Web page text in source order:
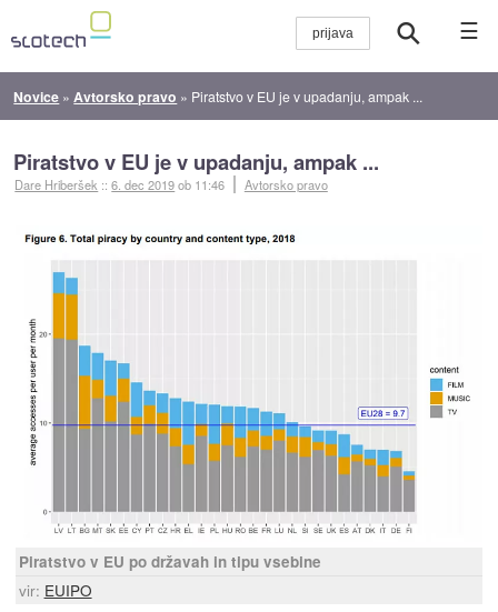
☰
Novice » Avtorsko pravo » Piratstvo v EU je v upadanju, ampak ...
Piratstvo v EU je v upadanju, ampak ...
Dare Hriberšek ::6. dec 2019ob 11:46 Avtorsko pravo
Piratstvo v EU po državah in tipu vsebine
vir: EUIPO